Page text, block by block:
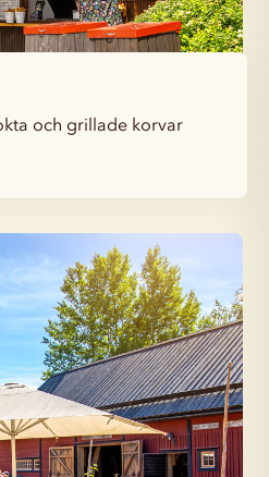
och grillade korvar